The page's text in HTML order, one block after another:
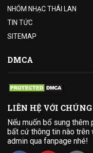
NHÓM NHẠC THÁI LAN
TIN TỨC
SITEMAP
DMCA
LIÊN HỆ VỚI
Nếu muốn bổ sung
bất cứ thông tin nào
admin qua fanpage nhé!